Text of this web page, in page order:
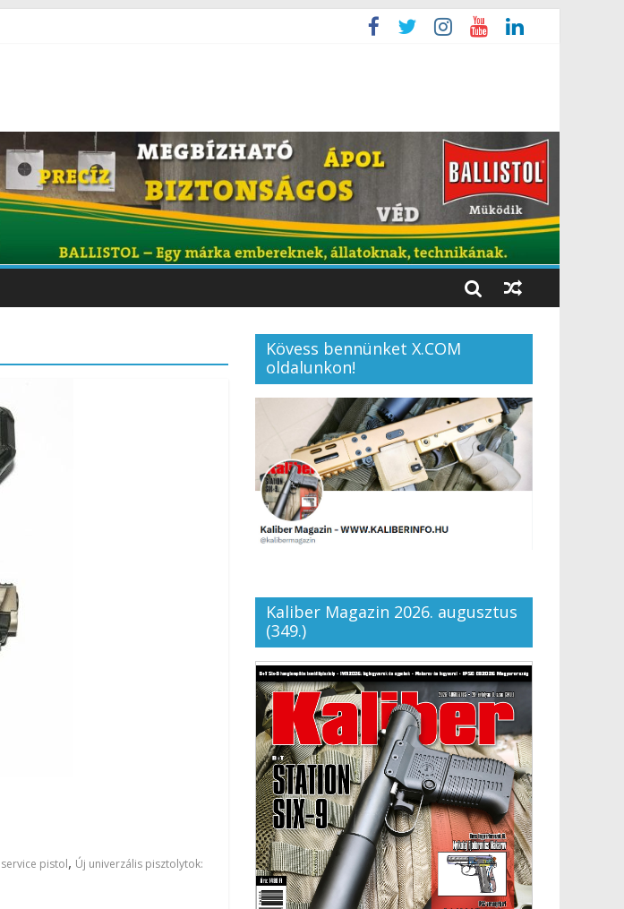
service pistol, Új univerzális pisztolytok:
Kövess bennünket X.COM
oldalunkon!
Kaliber Magazin 2026. augusztus
(349.)